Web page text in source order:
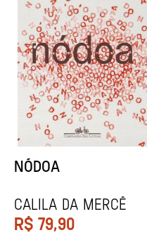
NÓDOA
Calila da Mercê
R$ 79,90